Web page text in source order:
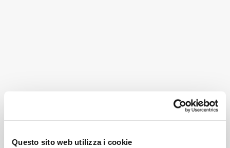
Questo sito web utilizza i cookie
Tutto in pochi passaggi, con
un’interfaccia user friendly intuitiva